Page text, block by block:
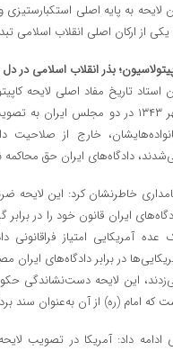
لایحه به پایه اصلی
یکی از ارکان اصلی انقلاب اسلامی
بذر انقلاب اسلامی در
مهر ۱۳۴۳ در دو مجلس ایران
خارج از صلاحیت
دادگاه‌های ایران حق محاکمه
خاطرنشان کرد: این لایحه
ایران قانون خود را در
عده آمریکایی امتیاز فراقانونی
در برابر دادگاه‌های
این لایحه دست‌نشاندگی
که امام (ره) از آن به‌عنوان سند
ادامه داد: آمریکا در تصویب